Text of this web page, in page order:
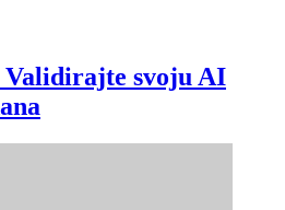
Validirajte svoju AI